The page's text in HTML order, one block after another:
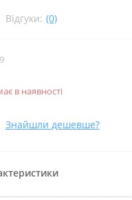
Відгуки: (0)
в наявності
Знайшли дешевше?